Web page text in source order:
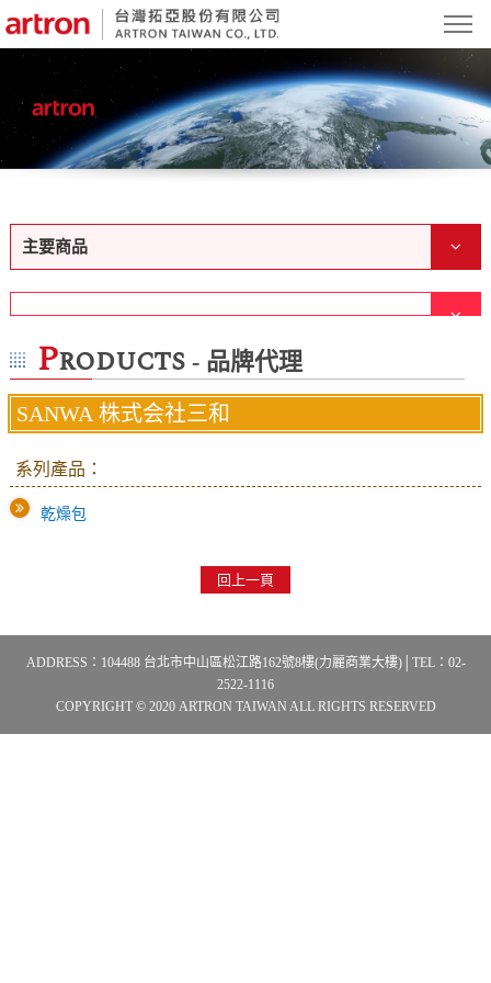
主要商品
Products- 品牌代理
SANWA 株式会社三和
系列產品：
乾燥包
回上一頁
ADDRESS：104488 台北市中山區松江路162號8樓(力麗商業大樓)│TEL：02-
2522-1116
COPYRIGHT © 2020 ARTRON TAIWAN ALL RIGHTS RESERVED